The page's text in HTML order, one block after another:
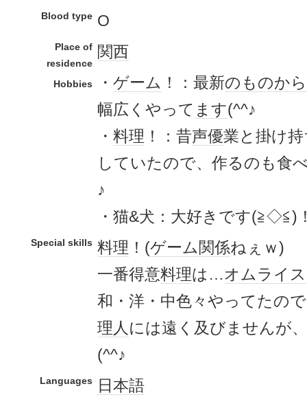
Blood type O
Place of
residence
関西
Hobbies ・ ゲーム ！：最新のものから
幅広くやって ます(^^♪
・ 料理 ！：昔声優業と掛け
していたので、作るのも食
♪
・猫&犬：大好きです(≧◇≦)
Special skills 料理 ！(ゲーム関係ねぇｗ)
一番得意料理は…オムライス
和・洋・中色々やってたの
理人 には遠く及びませんが
(^^♪
Languages 日本語